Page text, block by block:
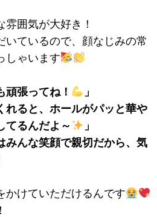
雰囲気が大好き！
いているので、顔なじみの常
しゃいます
頑張ってね！
」
れると、ホールがパッと華や
てるんだよ～
」
みんな笑顔で親切だから、気
かけていただけるんです